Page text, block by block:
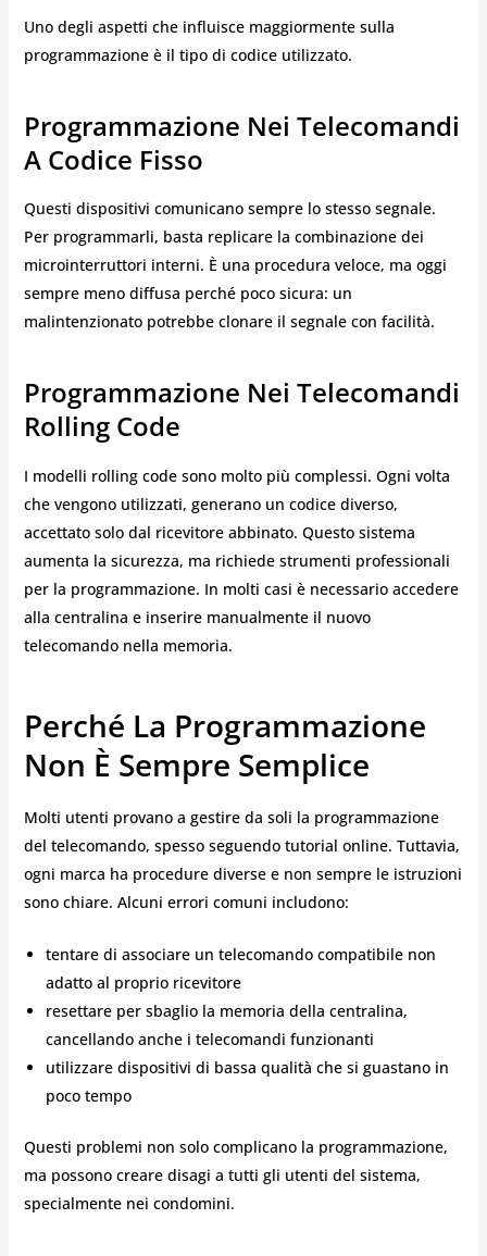
Uno degli aspetti che influisce maggiormente sulla
programmazione è il tipo di codice utilizzato.
Programmazione Nei Telecomandi
A Codice Fisso
Questi dispositivi comunicano sempre lo stesso segnale.
Per programmarli, basta replicare la combinazione dei
microinterruttori interni. È una procedura veloce, ma oggi
sempre meno diffusa perché poco sicura: un
malintenzionato potrebbe clonare il segnale con facilità.
Programmazione Nei Telecomandi
Rolling Code
I modelli rolling code sono molto più complessi. Ogni volta
che vengono utilizzati, generano un codice diverso,
accettato solo dal ricevitore abbinato. Questo sistema
aumenta la sicurezza, ma richiede strumenti professionali
per la programmazione. In molti casi è necessario accedere
alla centralina e inserire manualmente il nuovo
telecomando nella memoria.
Perché La Programmazione
Non È Sempre Semplice
Molti utenti provano a gestire da soli la programmazione
del telecomando, spesso seguendo tutorial online. Tuttavia,
ogni marca ha procedure diverse e non sempre le istruzioni
sono chiare. Alcuni errori comuni includono:
tentare di associare un telecomando compatibile non
adatto al proprio ricevitore
resettare per sbaglio la memoria della centralina,
cancellando anche i telecomandi funzionanti
utilizzare dispositivi di bassa qualità che si guastano in
poco tempo
Questi problemi non solo complicano la programmazione,
ma possono creare disagi a tutti gli utenti del sistema,
specialmente nei condomini.